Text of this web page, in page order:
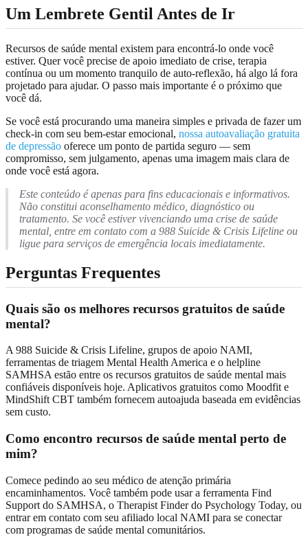
Um Lembrete Gentil Antes de Ir
Recursos de saúde mental existem para encontrá-lo onde você
estiver. Quer você precise de apoio imediato de crise, terapia
contínua ou um momento tranquilo de auto-reflexão, há algo lá fora
projetado para ajudar. O passo mais importante é o próximo que
você dá.
Se você está procurando uma maneira simples e privada de fazer um
check-in com seu bem-estar emocional, nossa autoavaliação gratuita
de depressão oferece um ponto de partida seguro — sem
compromisso, sem julgamento, apenas uma imagem mais clara de
onde você está agora.
Este conteúdo é apenas para fins educacionais e informativos.
Não constitui aconselhamento médico, diagnóstico ou
tratamento. Se você estiver vivenciando uma crise de saúde
mental, entre em contato com a 988 Suicide & Crisis Lifeline ou
ligue para serviços de emergência locais imediatamente.
Perguntas Frequentes
Quais são os melhores recursos gratuitos de saúde
mental?
A 988 Suicide & Crisis Lifeline, grupos de apoio NAMI,
ferramentas de triagem Mental Health America e o helpline
SAMHSA estão entre os recursos gratuitos de saúde mental mais
confiáveis disponíveis hoje. Aplicativos gratuitos como Moodfit e
MindShift CBT também fornecem autoajuda baseada em evidências
sem custo.
Como encontro recursos de saúde mental perto de
mim?
Comece pedindo ao seu médico de atenção primária
encaminhamentos. Você também pode usar a ferramenta Find
Support do SAMHSA, o Therapist Finder do Psychology Today, ou
entrar em contato com seu afiliado local NAMI para se conectar
com programas de saúde mental comunitários.